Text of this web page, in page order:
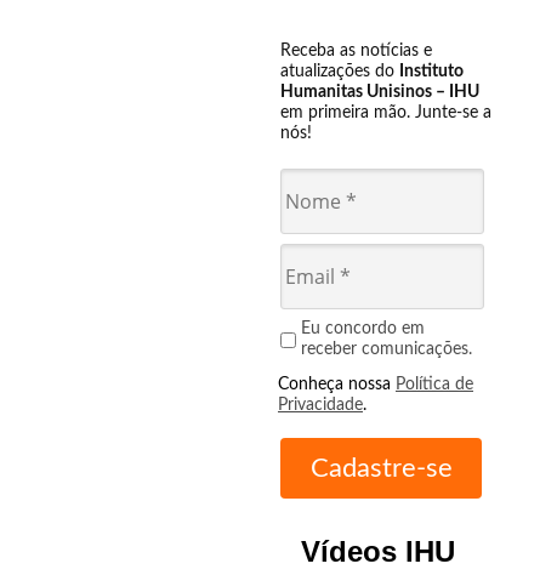
Receba as notícias e
atualizações do Instituto
Humanitas Unisinos – IHU
em primeira mão. Junte-se a
nós!
Eu concordo em
receber comunicações.
Conheça nossa Política de
Privacidade.
Vídeos IHU